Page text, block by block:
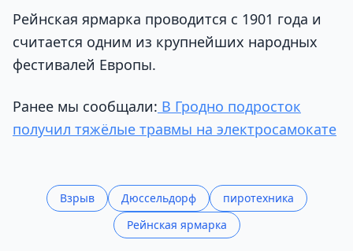
Рейнская ярмарка проводится с 1901 года и
считается одним из крупнейших народных
фестивалей Европы.
Ранее мы сообщали: В Гродно подросток
получил тяжёлые травмы на электросамокате
Взрыв Дюссельдорф
пиротехника
Рейнская ярмарка